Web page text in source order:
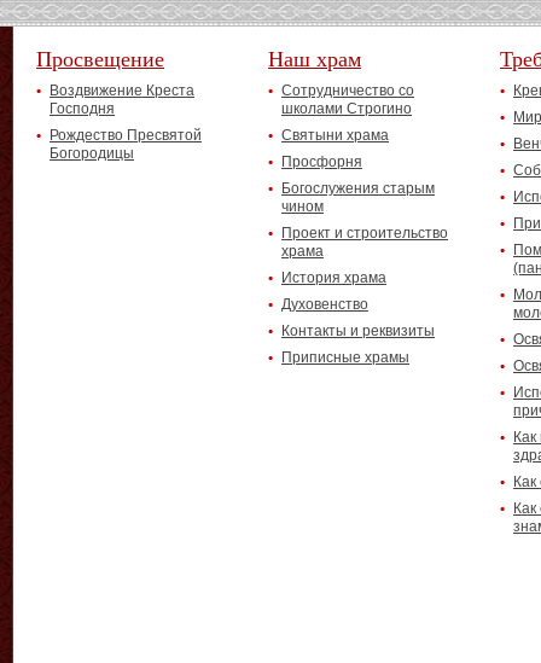
Просвещение
Воздвижение Креста
Господня
Рождество Пресвятой
Богородицы
Наш храм
Сотрудничество со
школами Строгино
Святыни храма
Просфорня
Богослужения старым
чином
Проект и строительство
храма
История храма
Духовенство
Контакты и реквизиты
Приписные храмы
Как